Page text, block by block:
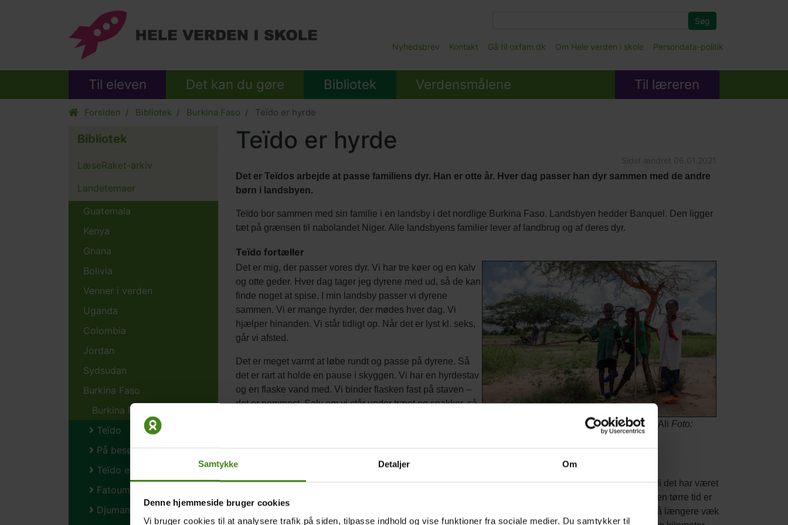
Samtykke Detaljer Om
Denne hjemmeside bruger cookies
Vi bruger cookies til at analysere trafik på siden, tilpasse indhold og vise funktioner fra sociale medier. Du samtykker til
Main
Submenu
Nyhedsbrev Kontakt Gå til oxfam.dk Om Hele verden i skole Persondata-politik
Søg
Til eleven Det kan du gøre Bibliotek Verdensmålene Til læreren
Forsiden Bibliotek Burkina Faso Teïdo er hyrde
Teïdo er hyrde
Det er Teïdos arbejde at passe familiens dyr. Han er otte år. Hver dag passer han dyr sammen med de andre
børn i landsbyen.
Teïdo bor sammen med sin familie i en landsby i det nordlige Burkina Faso. Landsbyen hedder Banquel. Den ligger
tæt på grænsen til nabolandet Niger. Alle landsbyens familier lever af landbrug og af deres dyr.
Teïdo fortæller
Teïdo sammen med vennerne Hamdou og Ali Foto:
Det er mig, der passer vores dyr. Vi har tre køer og en kalv
og otte geder. Hver dag tager jeg dyrene med ud, så de kan
finde noget at spise. I min landsby passer vi dyrene
sammen. Vi er mange hyrder, der mødes hver dag. Vi
hjælper hinanden. Vi står tidligt op. Når det er lyst kl. seks,
går vi afsted.
Det er meget varmt at løbe rundt og passe på dyrene. Så
det er rart at holde en pause i skyggen. Vi har en hyrdestav
og en flaske vand med. Vi binder flasken fast på staven –
det er nemmest. Selv om vi står under træet og snakker, så
kender dem alligevel. Mit favoritdyr er vores sorte ko. Den
Lige nu har dyrene nok at spise. Det er, fordi det har været
regntid. Så nu er planterne grønne. Men i den tørre tid er
det svært for dem at finde føde. Så må de gå længere væk
Bibliotek
LæseRaket-arkiv
Landetemaer
Guatemala
Kenya
Ghana
Bolivia
Venner i verden
Uganda
Colombia
Jordan
Sydsudan
Burkina Faso
Burkina Fasos børn
Teïdo
På besøg hos Teïdo
Teïdo er hyrde
Fatoumata
Djumansi